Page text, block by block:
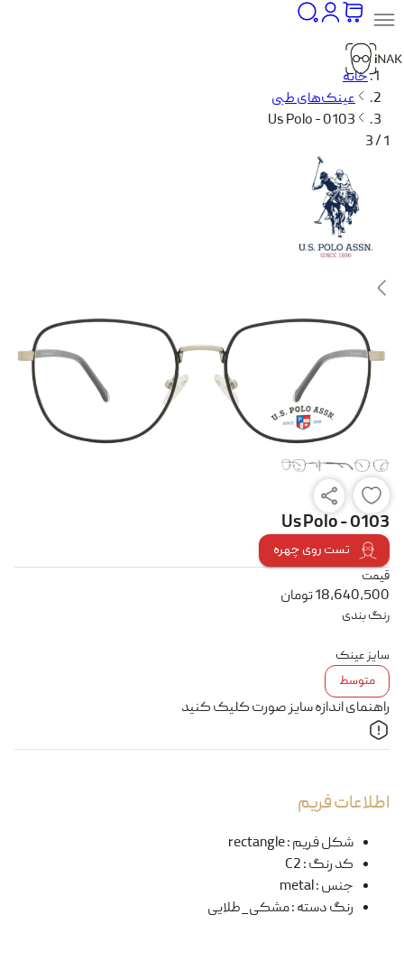
خانه
عینک‌های طبی
Us Polo - 0103
1 / 3
Us Polo - 0103
تست روی چهره
قیمت
18,640,500تومان
رنگ بندی
سایز عینک
متوسط
راهنمای اندازه سایز صورت کلیک کنید
اطلاعات فریم
شکل فریم:
rectangle
کد رنگ:
C2
جنس:
metal
رنگ دسته:مشکی_طلایی